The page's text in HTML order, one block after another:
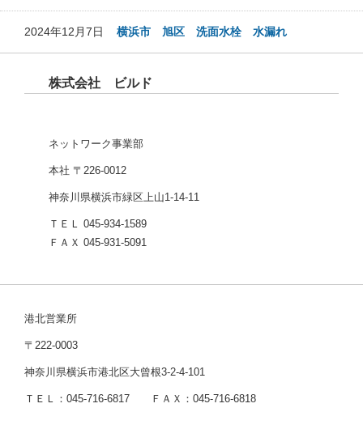
2024年12月7日 横浜市 旭区 洗面水栓 水漏れ
株式会社 ビルド
ネットワーク事業部
本社 〒226-0012
神奈川県横浜市緑区上山1-14-11
ＴＥＬ 045-934-1589
ＦＡＸ 045-931-5091
港北営業所
〒222-0003
神奈川県横浜市港北区大曾根3-2-4-101
ＴＥＬ：045-716-6817 ＦＡＸ：045-716-6818